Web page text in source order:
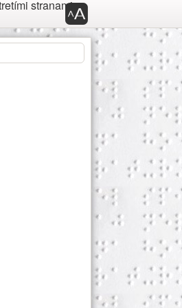
Panel
Panel prístupnosti
stranami.